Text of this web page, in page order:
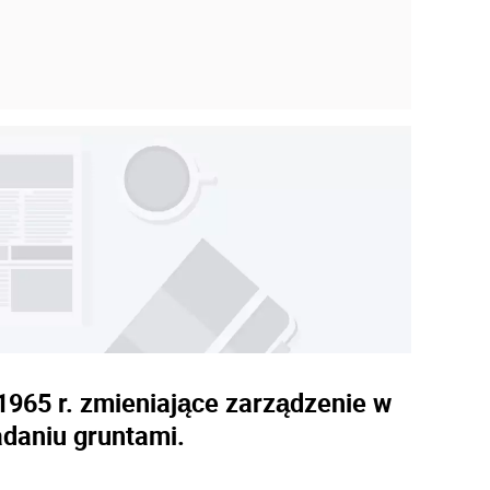
r. zmieniające zarządzenie w
gruntami.